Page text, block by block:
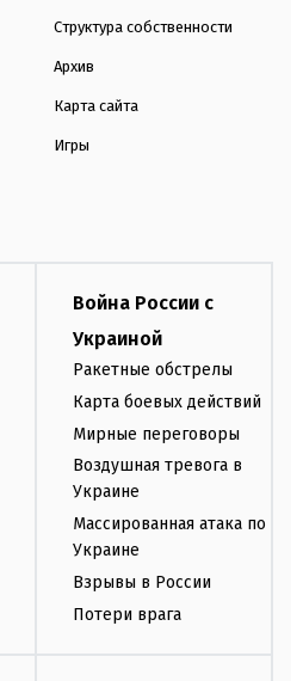
Структура собственности
Архив
Карта сайта
Игры
Война России с
Украиной
Ракетные обстрелы
Карта боевых действий
Мирные переговоры
Воздушная тревога в
Украине
Массированная атака по
Украине
Взрывы в России
Потери врага